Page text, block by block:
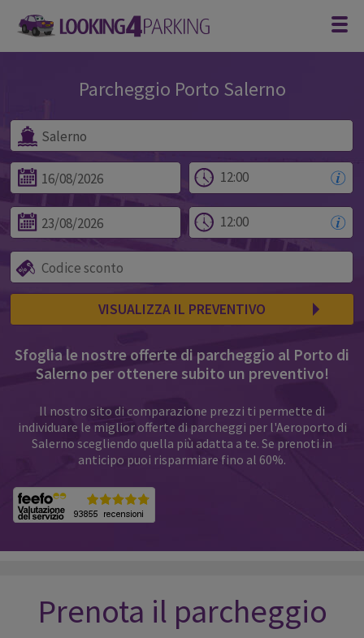
Salerno Parcheggio Aeroporto
VISUALIZZA IL PREVENTIVO
Parcheggio Porto Salerno
Sfoglia le nostre offerte di parcheggio al Porto di
Salerno per ottenere subito un preventivo!
Il nostro sito di comparazione prezzi ti permette di
individuare le miglior offerte di parcheggi per l'Aeroporto di
Salerno scegliendo quella più adatta a te. Se prenoti in
anticipo puoi risparmiare fino al 60%.
Prenota il parcheggio